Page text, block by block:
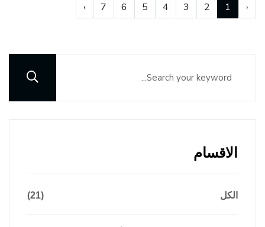
‹
1
2
3
4
5
6
7
›
الاقسام
الكل (21)